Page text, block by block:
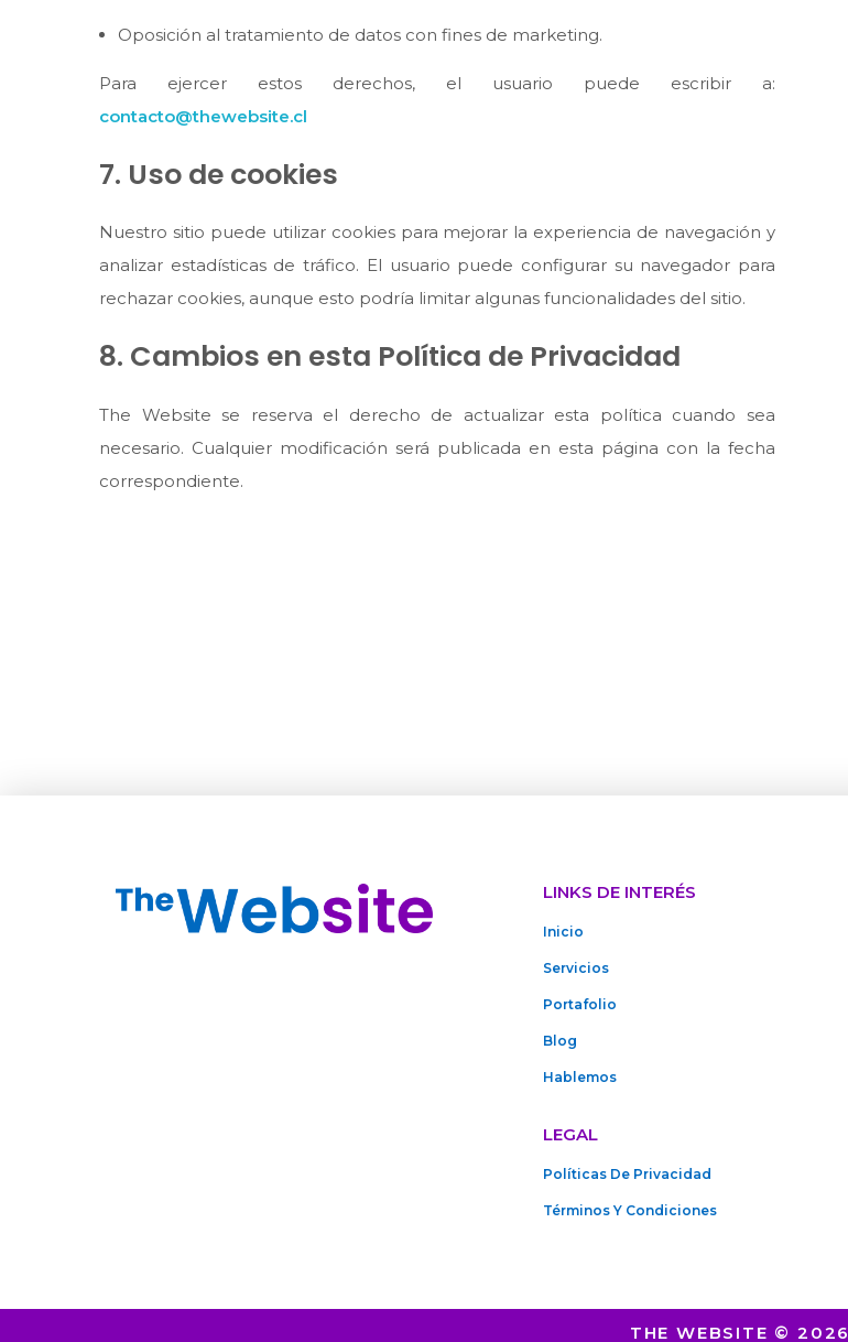
Oposición al tratamiento de datos con fines de marketing.
Para ejercer estos derechos, el usuario puede escribir a:
contacto@thewebsite.cl
7. Uso de cookies
Nuestro sitio puede utilizar cookies para mejorar la experiencia de navegación y
analizar estadísticas de tráfico. El usuario puede configurar su navegador para
rechazar cookies, aunque esto podría limitar algunas funcionalidades del sitio.
8. Cambios en esta Política de Privacidad
The Website se reserva el derecho de actualizar esta política cuando sea
necesario. Cualquier modificación será publicada en esta página con la fecha
correspondiente.
LINKS DE INTERÉS
Inicio
Servicios
Portafolio
Blog
Hablemos
LEGAL
Políticas De Privacidad
Términos Y Condiciones
THE WEBSITE © 2026